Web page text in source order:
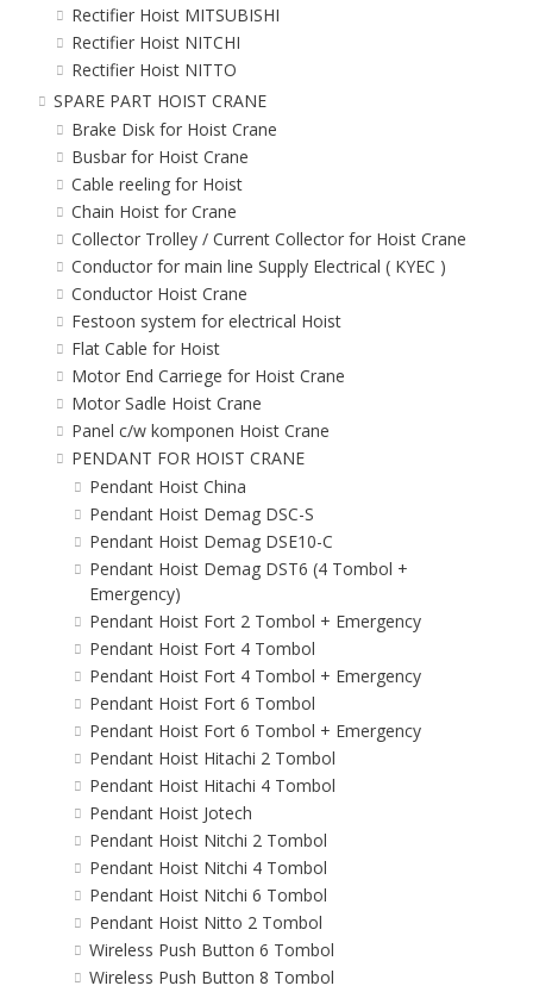
Rectifier Hoist MITSUBISHI
Rectifier Hoist NITCHI
Rectifier Hoist NITTO
SPARE PART HOIST CRANE
Brake Disk for Hoist Crane
Busbar for Hoist Crane
Cable reeling for Hoist
Chain Hoist for Crane
Collector Trolley / Current Collector for Hoist Crane
Conductor for main line Supply Electrical ( KYEC )
Conductor Hoist Crane
Festoon system for electrical Hoist
Flat Cable for Hoist
Motor End Carriege for Hoist Crane
Motor Sadle Hoist Crane
Panel c/w komponen Hoist Crane
PENDANT FOR HOIST CRANE
Pendant Hoist China
Pendant Hoist Demag DSC-S
Pendant Hoist Demag DSE10-C
Pendant Hoist Demag DST6 (4 Tombol +
Emergency)
Pendant Hoist Fort 2 Tombol + Emergency
Pendant Hoist Fort 4 Tombol
Pendant Hoist Fort 4 Tombol + Emergency
Pendant Hoist Fort 6 Tombol
Pendant Hoist Fort 6 Tombol + Emergency
Pendant Hoist Hitachi 2 Tombol
Pendant Hoist Hitachi 4 Tombol
Pendant Hoist Jotech
Pendant Hoist Nitchi 2 Tombol
Pendant Hoist Nitchi 4 Tombol
Pendant Hoist Nitchi 6 Tombol
Pendant Hoist Nitto 2 Tombol
Wireless Push Button 6 Tombol
Wireless Push Button 8 Tombol